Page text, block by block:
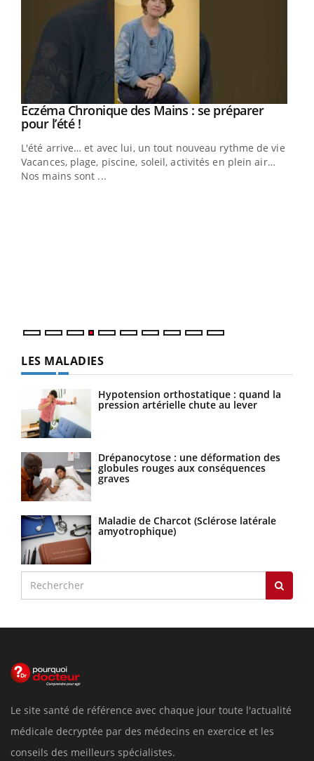
Youtube
Eczéma Chronique des Mains : se préparer
pour l’été !Youtube
L'été arrive… et avec lui, un tout nouveau rythme de vie !
Vacances, plage, piscine, soleil, activités en plein air…
Nos mains sont ...
LES MALADIES
Hypotension orthostatique : quand la
pression artérielle chute au lever
Drépanocytose : une déformation des
globules rouges aux conséquences
graves
Maladie de Charcot (Sclérose latérale
amyotrophique)
Le site santé de référence avec chaque jour toute l'actualité
médicale decryptée par des médecins en exercice et les
conseils des meilleurs spécialistes.